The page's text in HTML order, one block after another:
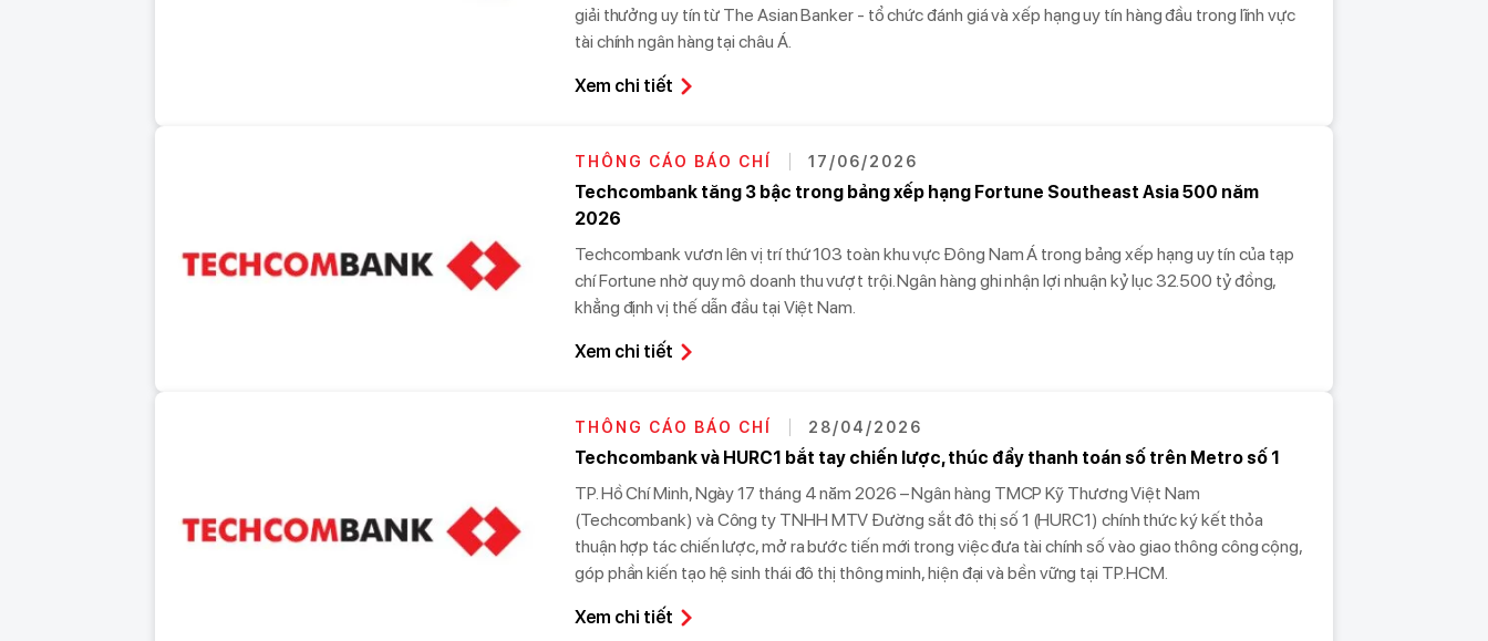
giải thưởng uy tín từ The Asian Banker - tổ chức đánh giá và xếp hạng uy tín hàng đầu trong lĩnh vực
tài chính ngân hàng tại châu Á.
Xem chi tiết
THÔNG CÁO BÁO CHÍ 17/06/2026
Techcombank tăng 3 bậc trong bảng xếp hạng Fortune Southeast Asia 500 năm
2026
Techcombank vươn lên vị trí thứ 103 toàn khu vực Đông Nam Á trong bảng xếp hạng uy tín của tạp
chí Fortune nhờ quy mô doanh thu vượt trội. Ngân hàng ghi nhận lợi nhuận kỷ lục 32.500 tỷ đồng,
khẳng định vị thế dẫn đầu tại Việt Nam.
Xem chi tiết
THÔNG CÁO BÁO CHÍ 28/04/2026
Techcombank và HURC1 bắt tay chiến lược, thúc đẩy thanh toán số trên Metro số 1
TP. Hồ Chí Minh, Ngày 17 tháng 4 năm 2026 – Ngân hàng TMCP Kỹ Thương Việt Nam
(Techcombank) và Công ty TNHH MTV Đường sắt đô thị số 1 (HURC1) chính thức ký kết thỏa
thuận hợp tác chiến lược, mở ra bước tiến mới trong việc đưa tài chính số vào giao thông công cộng,
góp phần kiến tạo hệ sinh thái đô thị thông minh, hiện đại và bền vững tại TP.HCM.
Xem chi tiết